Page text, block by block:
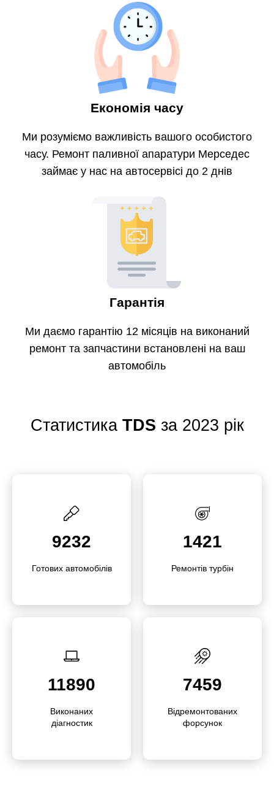
Економія часу
Ми розуміємо важливість вашого особистого
часу. Ремонт паливної апаратури Мерседес
займає у нас на автосервісі до 2 днів
Гарантія
Ми даємо гарантію 12 місяців на виконаний
ремонт та запчастини встановлені на ваш
автомобіль
Статистика TDS за 2023 рік
9232
Готових автомо­білів
1421
Ремонтів турбін
11890
Викона­них
діагностик
7459
Відре­­мон­то­­ваних
форсунок